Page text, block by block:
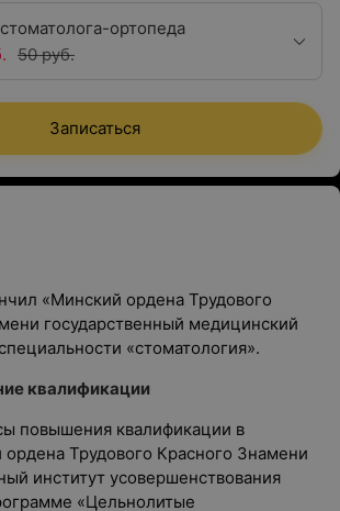
ортопеда
50 руб.
Записаться
«Минский ордена Трудового
государственный медицинский
«стоматология».
квалификации
повышения квалификации в
ордена Трудового Красного Знамени
институт усовершенствования
«Цельнолитые